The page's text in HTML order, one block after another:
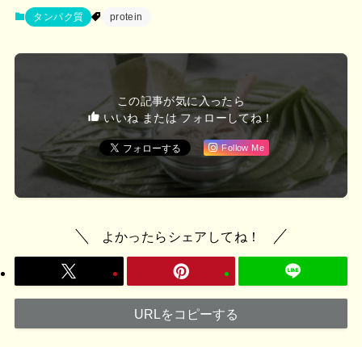
ブ
タンパク質 protein
この記事が気に入ったら
いいね または フォローしてね！
Follow Me
よかったらシェアしてね！
URLをコピーする